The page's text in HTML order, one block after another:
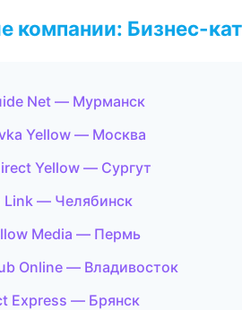
компании: Бизнес-
Net — Мурманск
Yellow — Москва
Yellow — Сургут
— Челябинск
Media — Пермь
Online — Владивосток
Express — Брянск